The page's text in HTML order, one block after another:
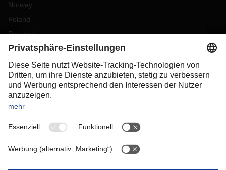
Norway
Poland
Portugal
Romania
Slovakia
Spain
Sweden
Switzerland
OCEANIA